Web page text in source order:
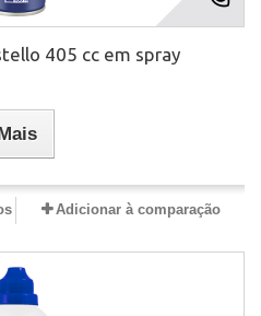
405 cc em spray
Adicionar à comparação